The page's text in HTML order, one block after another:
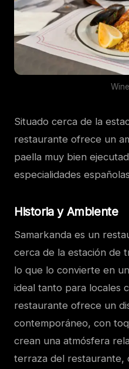
Situado cerca de la
restaurante ofrece un
paella muy bien
especialidades
Historia y Ambiente
Samarkanda es un
cerca de la estación de
lo que lo convierte en
ideal tanto para locales
restaurante ofrece un
contemporáneo, con
crean una atmósfera
terraza del restaurante,